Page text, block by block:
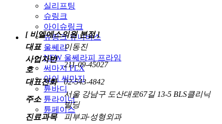
실리프팅
슈링크
아이슈링크
슈링크 유니버스
울쎄라
NEW 울쎄라피 프라임
써마지 FLX
아이 써마지
튠바디
튠라이너
튠페이스
[ 비엘에스의원 본점 ]
대표
이동진
사업자번
호
211-09-45027
대표전화 02-543-4842
주소
서울 강남구 도산대로67길 13-5 BLS클리닉
빌딩
진료과목
피부과·성형외과